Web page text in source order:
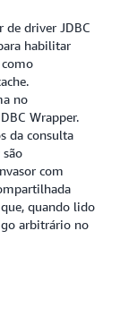
de driver JDBC
habilitar
como
no
Wrapper.
da consulta
com
quando lido
arbitrário no